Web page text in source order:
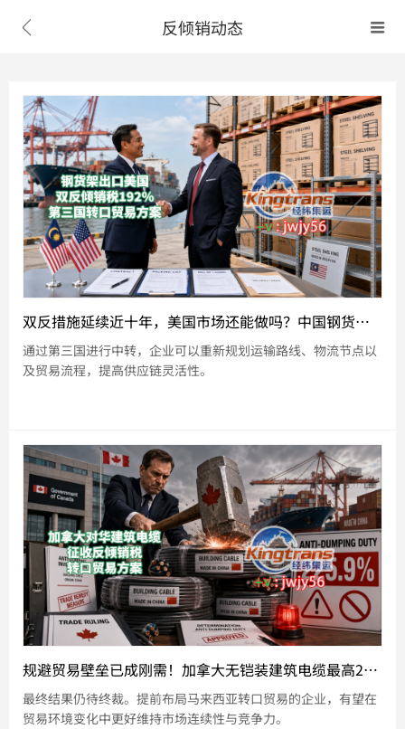
 反倾销动态 
双反措施延续近十年，美国市场还能做吗？中国钢货架企业探索马来西亚转口新通道
通过第三国进行中转，企业可以重新规划运输路线、物流节点以
及贸易流程，提高供应链灵活性。
规避贸易壁垒已成刚需！加拿大无铠装建筑电缆最高225.9%双反税，中国出口商如何突围？
最终结果仍待终裁。提前布局马来西亚转口贸易的企业，有望在
贸易环境变化中更好维持市场连续性与竞争力。